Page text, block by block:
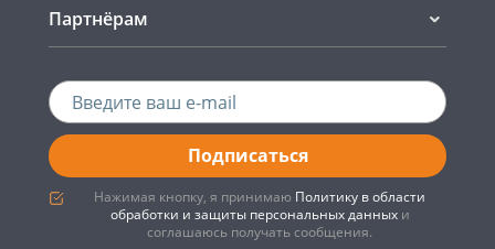
Партнёрам
Подписаться
Нажимая кнопку, я принимаю Политику в области
обработки и защиты персональных данныхи
соглашаюсь получать сообщения.